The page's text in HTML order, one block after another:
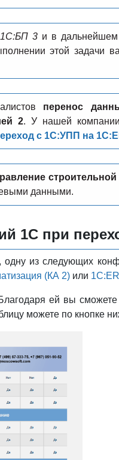
1C:БП 3 и в дальнейшем
этой задачи
перенос
2. У нашей компании
с 1С:УПП на
строительной
данными.
1С при
одну из следующих
(КА 2) или
ей вы
можете по кнопке